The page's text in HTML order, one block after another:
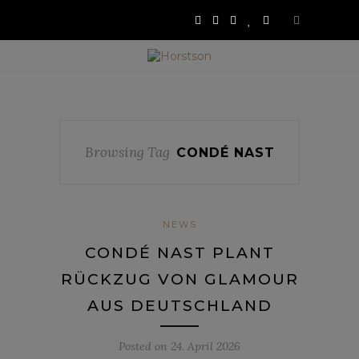
Browsing Tag CONDÉ NAST
NEWS
CONDÉ NAST PLANT
RÜCKZUG VON GLAMOUR
AUS DEUTSCHLAND
Posted on 24. April 2026